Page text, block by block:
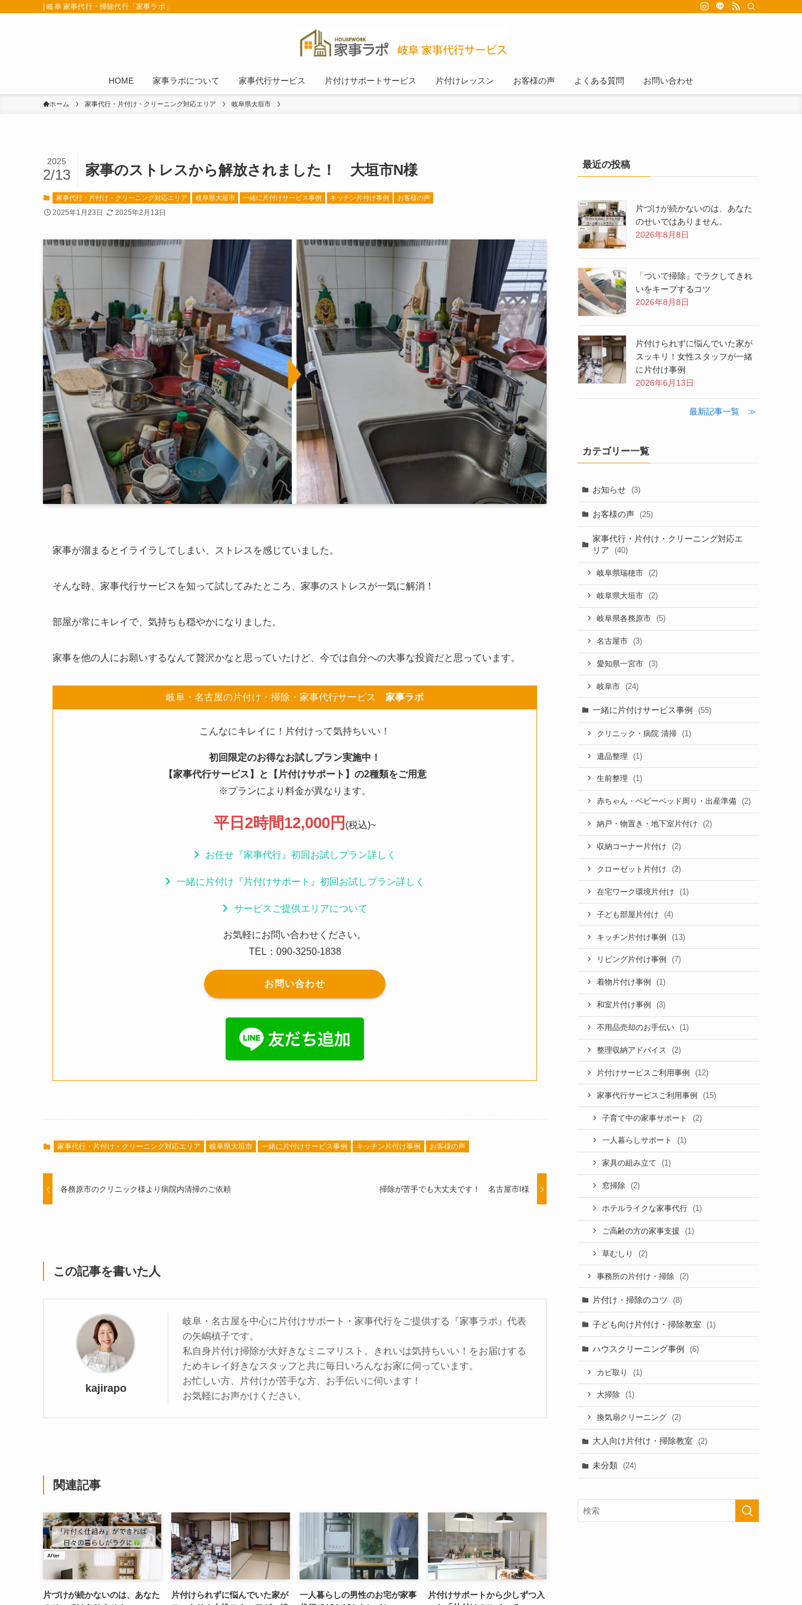
| 岐阜 家事代行・掃除代行「家事ラポ」
HOME 家事ラポについて 家事代行サービス 片付けサポートサービス 片付けレッスン お客様の声 よくある質問 お問い合わせ
ホーム 家事代行・片付け・クリーニング対応エリア 岐阜県大垣市
家事のストレスから解放されました！ 大垣市N様
2025
2/13
家事代行・片付け・クリーニング対応エリア 岐阜県大垣市 一緒に片付けサービス事例 キッチン片付け事例 お客様の声
2025年1月23日 2025年2月13日
家事が溜まるとイライラしてしまい、ストレスを感じていました。
そんな時、家事代行サービスを知って試してみたところ、家事のストレスが一気に解消！
部屋が常にキレイで、気持ちも穏やかになりました。
家事を他の人にお願いするなんて贅沢かなと思っていたけど、今では自分への大事な投資だと思っています。
岐阜・名古屋の片付け・掃除・家事代行サービス 家事ラポ
こんなにキレイに！片付けって気持ちいい！
初回限定のお得なお試しプラン実施中！
【家事代行サービス】と【片付けサポート】の2種類をご用意
※プランにより料金が異なります。
平日2時間12,000円 (税込)~
お任せ『家事代行』初回お試しプラン詳しく
一緒に片付け『片付けサポート』初回お試しプラン詳しく
サービスご提供エリアについて
お気軽にお問い合わせください。
TEL：090-3250-1838
お問い合わせ
家事代行・片付け・クリーニング対応エリア 岐阜県大垣市 一緒に片付けサービス事例 キッチン片付け事例 お客様の声
各務原市のクリニック様より病院内清掃のご依頼 掃除が苦手でも大丈夫です！ 名古屋市I様
この記事を書いた人
kajirapo
岐阜・名古屋を中心に片付けサポート・家事代行をご提供する『家事ラポ』代表
の矢嶋槙子です。
私自身片付け掃除が大好きなミニマリスト。きれいは気持ちいい！をお届けする
ためキレイ好きなスタッフと共に毎日いろんなお家に伺っています。
お忙しい方、片付けが苦手な方、お手伝いに伺います！
お気軽にお声かけください。
関連記事
片づけが続かないのは、あなた
片付けられずに悩んでいた家が
一人暮らしの男性のお宅が家事
片付けサポートから少しずつ入
最近の投稿
片づけが続かないのは、あなた
のせいではありません。
2026年8月8日
「ついで掃除」でラクしてきれ
いをキープするコツ
2026年8月8日
片付けられずに悩んでいた家が
スッキリ！女性スタッフが一緒
に片付け事例
2026年6月13日
最新記事一覧 ≫
カテゴリー一覧
お知らせ (3)
お客様の声 (25)
家事代行・片付け・クリーニング対応エ
リア
(40)
岐阜県瑞穂市 (2)
岐阜県大垣市 (2)
岐阜県各務原市 (5)
名古屋市 (3)
愛知県一宮市 (3)
岐阜市 (24)
一緒に片付けサービス事例 (55)
クリニック・病院 清掃 (1)
遺品整理 (1)
生前整理 (1)
赤ちゃん・ベビーベッド周り・出産準備 (2)
納戸・物置き・地下室片付け (2)
収納コーナー片付け (2)
クローゼット片付け (2)
在宅ワーク環境片付け (1)
子ども部屋片付け (4)
キッチン片付け事例 (13)
リビング片付け事例 (7)
着物片付け事例 (1)
和室片付け事例 (3)
不用品売却のお手伝い (1)
整理収納アドバイス (2)
片付けサービスご利用事例 (12)
家事代行サービスご利用事例 (15)
子育て中の家事サポート (2)
一人暮らしサポート (1)
家具の組み立て (1)
窓掃除 (2)
ホテルライクな家事代行 (1)
ご高齢の方の家事支援 (1)
草むしり (2)
事務所の片付け・掃除 (2)
片付け・掃除のコツ (8)
子ども向け片付け・掃除教室 (1)
ハウスクリーニング事例 (6)
カビ取り (1)
大掃除 (1)
換気扇クリーニング (2)
大人向け片付け・掃除教室 (2)
未分類 (24)